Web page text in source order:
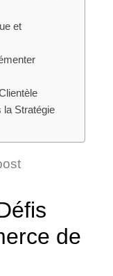
et
la Stratégie
de